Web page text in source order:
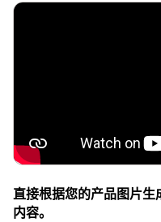
直接根据您的产品图片生
内容。